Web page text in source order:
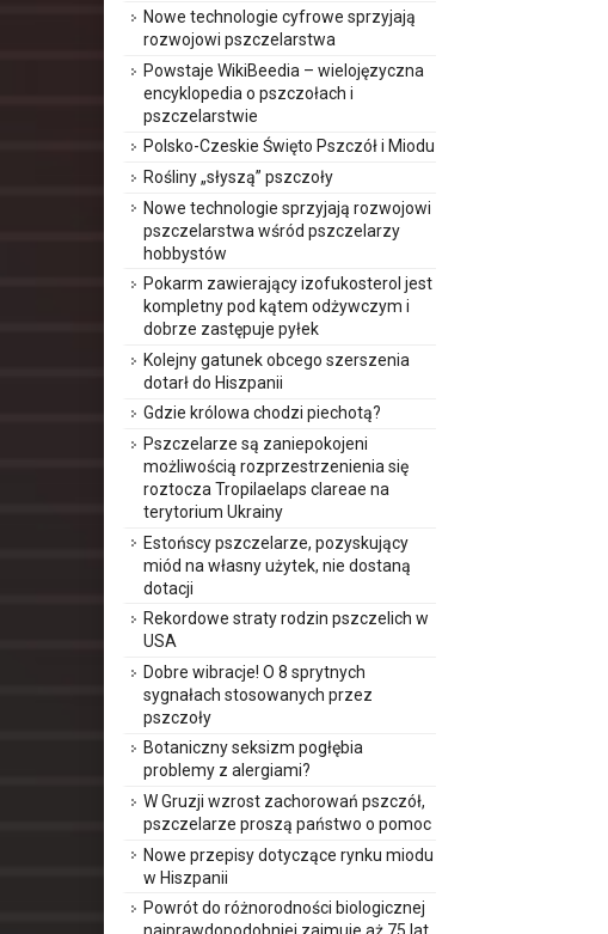
Nowe technologie cyfrowe sprzyjają
rozwojowi pszczelarstwa
Powstaje WikiBeedia – wielojęzyczna
encyklopedia o pszczołach i
pszczelarstwie
Polsko-Czeskie Święto Pszczół i Miodu
Rośliny „słyszą” pszczoły
Nowe technologie sprzyjają rozwojowi
pszczelarstwa wśród pszczelarzy
hobbystów
Pokarm zawierający izofukosterol jest
kompletny pod kątem odżywczym i
dobrze zastępuje pyłek
Kolejny gatunek obcego szerszenia
dotarł do Hiszpanii
Gdzie królowa chodzi piechotą?
Pszczelarze są zaniepokojeni
możliwością rozprzestrzenienia się
roztocza Tropilaelaps clareae na
terytorium Ukrainy
Estońscy pszczelarze, pozyskujący
miód na własny użytek, nie dostaną
dotacji
Rekordowe straty rodzin pszczelich w
USA
Dobre wibracje! O 8 sprytnych
sygnałach stosowanych przez
pszczoły
Botaniczny seksizm pogłębia
problemy z alergiami?
W Gruzji wzrost zachorowań pszczół,
pszczelarze proszą państwo o pomoc
Nowe przepisy dotyczące rynku miodu
w Hiszpanii
Powrót do różnorodności biologicznej